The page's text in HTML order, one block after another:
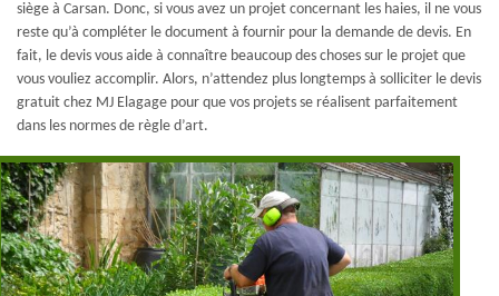
siège à Carsan. Donc, si vous avez un projet concernant les haies, il ne vous
reste qu’à compléter le document à fournir pour la demande de devis. En
fait, le devis vous aide à connaître beaucoup des choses sur le projet que
vous vouliez accomplir. Alors, n’attendez plus longtemps à solliciter le devis
gratuit chez MJ Elagage pour que vos projets se réalisent parfaitement
dans les normes de règle d’art.